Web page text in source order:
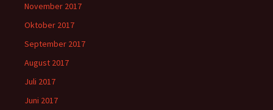
November 2017
Oktober 2017
September 2017
August 2017
Juli 2017
Juni 2017